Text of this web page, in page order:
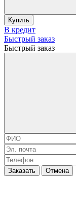
Купить
В кредит
Быстрый заказ
Быстрый заказ
Заказать Отмена